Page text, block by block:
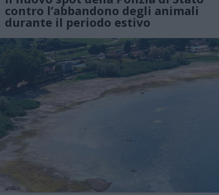
contro l’abbandono degli animali
durante il periodo estivo